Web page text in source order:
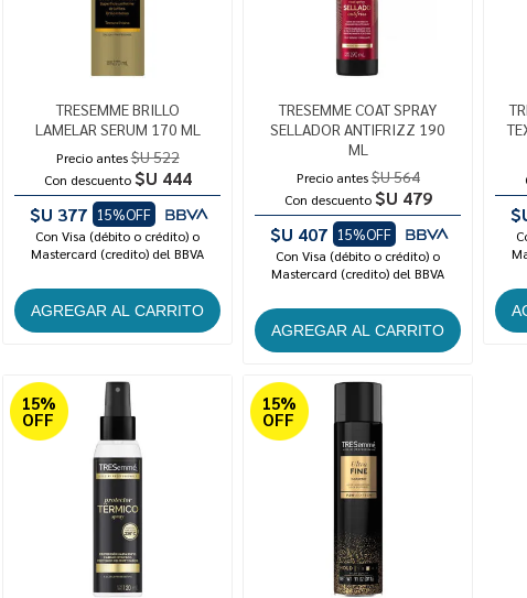
TRESEMME BRILLO
LAMELAR SERUM 170 ML
Precio antes$U 522
Con descuento $U 444
$U 377
15%OFF
Con Visa (débito o crédito) o
Mastercard (credito) del BBVA
TRESEMME COAT SPRAY
SELLADOR ANTIFRIZZ 190
ML
Precio antes$U 564
Con descuento $U 479
$U 407
15%OFF
Con Visa (débito o crédito) o
Mastercard (credito) del BBVA
15%
OFF
15%
OFF